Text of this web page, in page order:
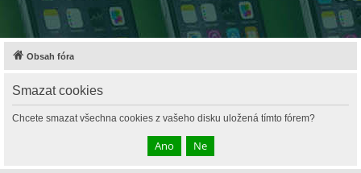
Obsah fóra
Smazat cookies
Chcete smazat všechna cookies z vašeho disku uložená tímto fórem?